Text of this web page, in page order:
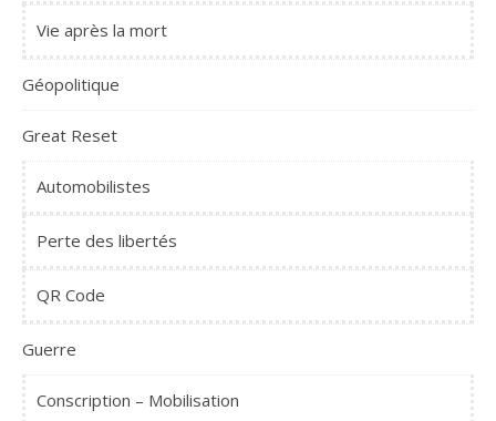
Vie après la mort
Géopolitique
Great Reset
Automobilistes
Perte des libertés
QR Code
Guerre
Conscription – Mobilisation